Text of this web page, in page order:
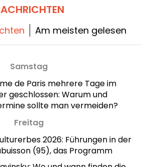
Am meisten gelesen
Samstag
de Paris mehrere Tage im
geschlossen: Warum und
sollte man vermeiden?
Freitag
2026: Führungen in der
(95), das Programm